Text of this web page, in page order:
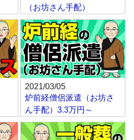
（お坊さん手配）
2021/03/05
炉前経僧侶派遣（お坊さ
ん手配）3.3万円～